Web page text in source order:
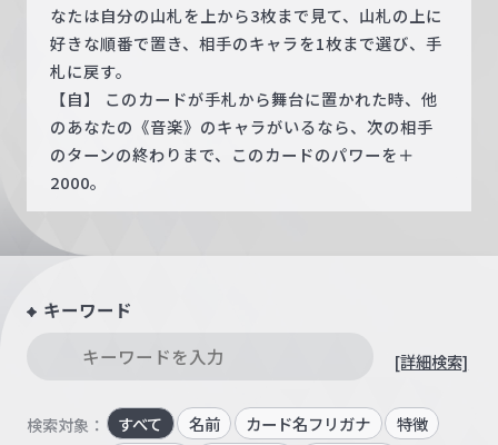
なたは自分の山札を上から3枚まで見て、山札の上に
好きな順番で置き、相手のキャラを1枚まで選び、手
札に戻す。
【自】 このカードが手札から舞台に置かれた時、他
のあなたの《音楽》のキャラがいるなら、次の相手
のターンの終わりまで、このカードのパワーを＋
2000。
キーワード
[詳細検索]
検索対象： すべて 名前 カード名フリガナ
特徴